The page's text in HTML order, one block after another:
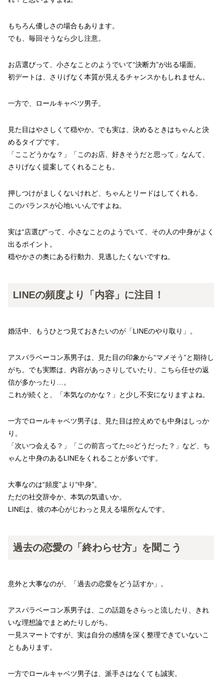
もちろん優しさの場合もあります。
でも、毎回そうなら少し注意。
お店選びって、小さなことのようでいて“決断力”が出る場面。
初デートは、さりげなく本質が見えるチャンスかもしれません。
一方で、ロールキャベツ男子。
見た目はやさしくて穏やか。でも実は、決めるときはちゃんと決
めるタイプです。
「ここどうかな？」「このお店、好きそうだと思って」なんて、
さりげなく提案してくれることも。
押しつけがましくないけれど、ちゃんとリードはしてくれる。
このバランスが心地いいんですよね。
実は“店選び”って、小さなことのようでいて、その人の中身がよく
出るポイント。
穏やかさの奥にある行動力、見逃したくないですね。
LINEの頻度より「内容」に注目！
婚活中、もうひとつ見ておきたいのが「LINEのやり取り」。
アスパラベーコン系男子は、見た目の印象から“マメそう”と期待し
がち。でも実際は、内容があっさりしていたり、こちら任せの返
信が多かったり…。
これが続くと、「本気なのかな？」と少し不安になりますよね。
一方でロールキャベツ男子は、見た目は控えめでも中身はしっか
り。
「次いつ会える？」「この前言ってた○○どうだった？」など、ち
ゃんと中身のあるLINEをくれることが多いです。
大事なのは“頻度”より“中身”。
ただの社交辞令か、本気の気遣いか。
LINEは、彼の本心がじわっと見える場所なんです。
過去の恋愛の「終わらせ方」を聞こう
意外と大事なのが、「過去の恋愛をどう話すか」。
アスパラベーコン系男子は、この話題をさらっと流したり、きれ
いな理想論でまとめたりしがち。
一見スマートですが、実は自分の感情を深く整理できていないこ
ともあります。
一方でロールキャベツ男子は、派手さはなくても誠実。